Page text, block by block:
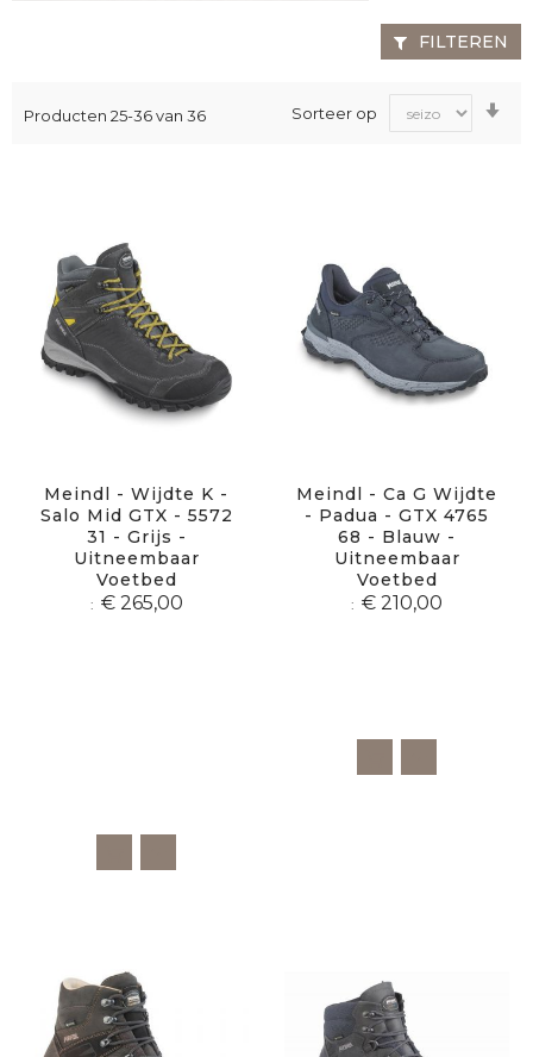
Producten 25-36van 36 Sorteer op
Meindl - Wijdte K -
Salo Mid GTX - 5572
31 - Grijs -
Uitneembaar
Voetbed
€ 265,00
Meindl - Ca G Wijdte
- Padua - GTX 4765
68 - Blauw -
Uitneembaar
Voetbed
€ 210,00
FILTEREN